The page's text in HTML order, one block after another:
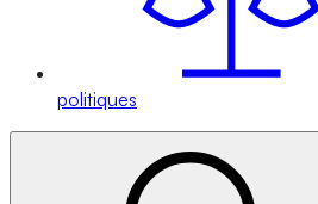
politiques